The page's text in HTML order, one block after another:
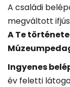
A családi
megváltott
A Te
Ingyenes
év feletti